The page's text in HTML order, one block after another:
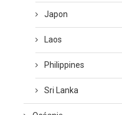
Japon
Laos
Philippines
Sri Lanka